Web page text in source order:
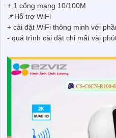
+ 1 cổng mạng 10/100M
📌Hỗ trợ WiFi
+ cài đặt WiFi thông minh với
- quá trình cài đặt chỉ mất vài